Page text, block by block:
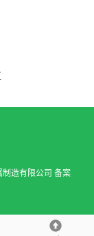
造有限公司 备案